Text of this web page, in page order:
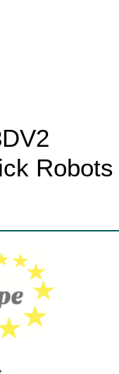
Robots